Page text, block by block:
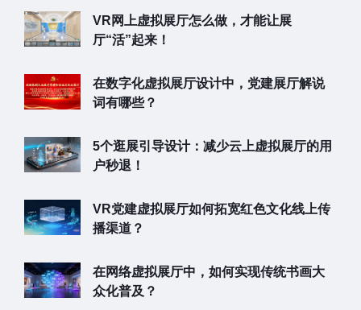
VR网上虚拟展厅怎么做，才能让展
厅“活”起来！
在数字化虚拟展厅设计中，党建展厅解说
词有哪些？
5个逛展引导设计：减少云上虚拟展厅的用
户秒退！
VR党建虚拟展厅如何拓宽红色文化线上传
播渠道？
在网络虚拟展厅中，如何实现传统书画大
众化普及？